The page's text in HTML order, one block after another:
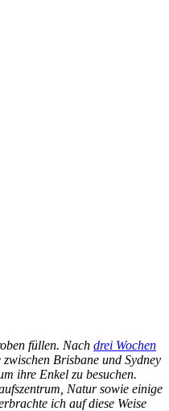
füllen. Nach drei Wochen
Brisbane und Sydney
ihre Enkel zu besuchen.
Natur sowie einige
ich auf diese Weise